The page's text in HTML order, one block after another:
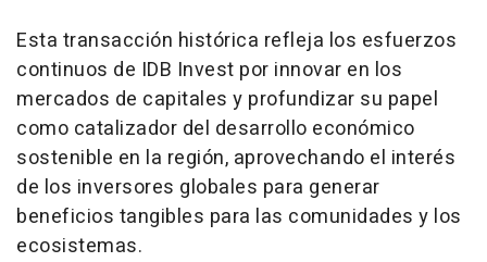
Esta transacción histórica refleja los esfuerzos
continuos de IDB Invest por innovar en los
mercados de capitales y profundizar su papel
como catalizador del desarrollo económico
sostenible en la región, aprovechando el interés
de los inversores globales para generar
beneficios tangibles para las comunidades y los
ecosistemas.